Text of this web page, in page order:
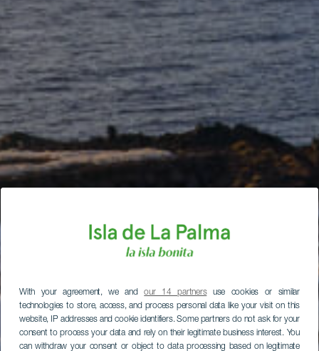
With your agreement, we andour 14 partnersuse cookies or similar
technologies to store, access, and process personal data like your visit on this
website, IP addresses and cookie identifiers. Some partners do not ask for your
consent to process your data and rely on their legitimate business interest. You
can withdraw your consent or object to data processing based on legitimate